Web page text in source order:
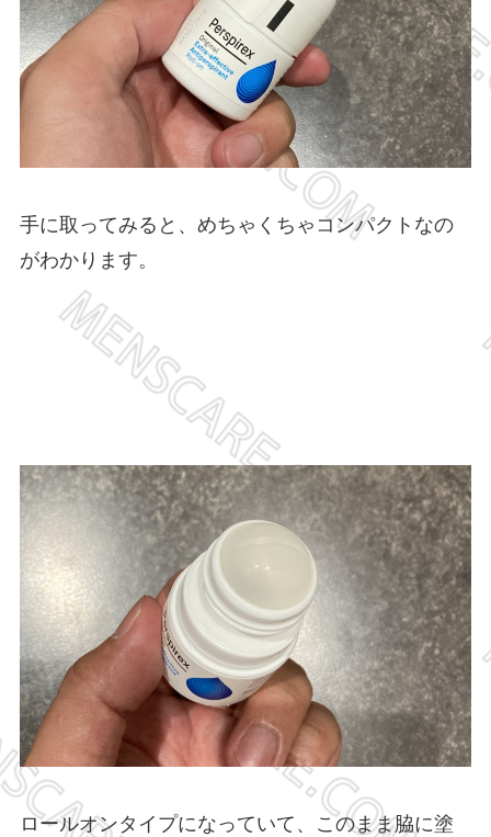
手に取ってみると、めちゃくちゃコンパクトなの
がわかります。
ロールオンタイプになっていて、このまま脇に塗